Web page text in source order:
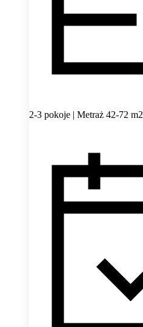
2-3 pokoje | Metraż 42-72 m2